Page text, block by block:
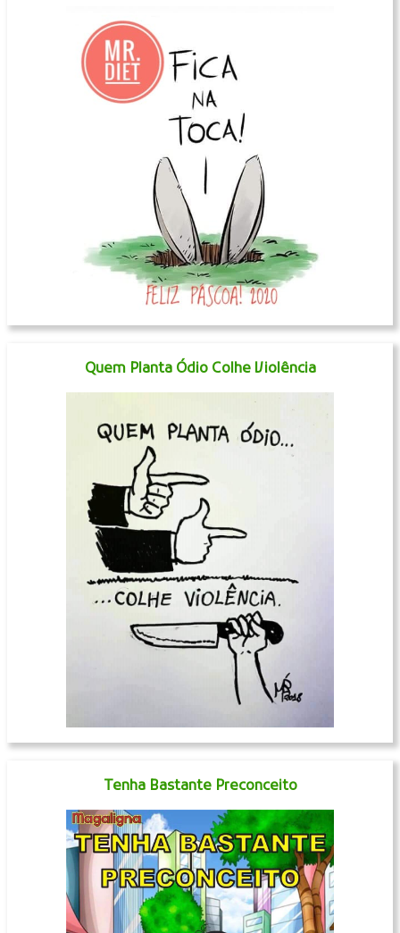
Quem Planta Ódio Colhe Violência
Tenha Bastante Preconceito